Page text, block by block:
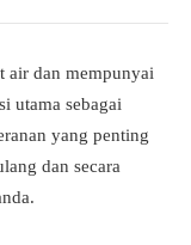
air dan mempunyai
utama sebagai
yang penting
dan secara